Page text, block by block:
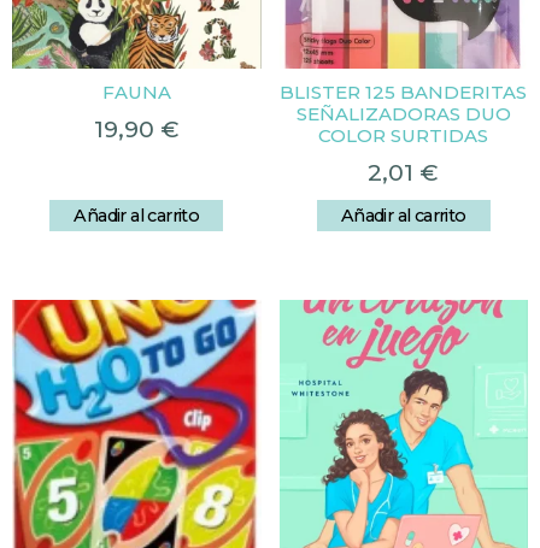
FAUNA
19,90 €
Añadir al carrito
BLISTER 125 BANDERITAS
SEÑALIZADORAS DUO
COLOR SURTIDAS
2,01 €
Añadir al carrito